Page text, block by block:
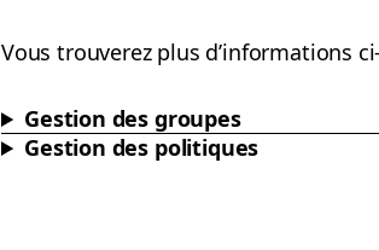
Vous trouverez plus d’informations
Gestion des groupes
Gestion des politiques